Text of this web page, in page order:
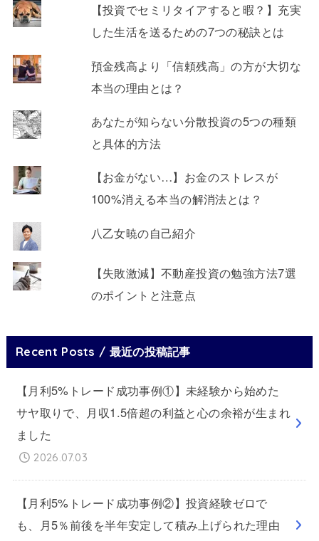
【投資でセミリタイアすると暇？】充実
した生活を送るための7つの秘訣とは
預金残高より「信頼残高」の方が大切な
本当の理由とは？
あなたが知らない分散投資の5つの種類
と具体的方法
【お金がない…】お金のストレスが
100%消える本当の解消法とは？
八乙女暁の自己紹介
【失敗激減】不動産投資の勉強方法7選
のポイントと注意点
Recent Posts / 最近の投稿記事
【月利5%トレード成功事例①】未経験から始めた
サヤ取りで、月収1.5倍超の利益と心の余裕が生まれ
ました
2026.07.03
【月利5%トレード成功事例②】投資経験ゼロで
も、月5％前後を半年安定して積み上げられた理由